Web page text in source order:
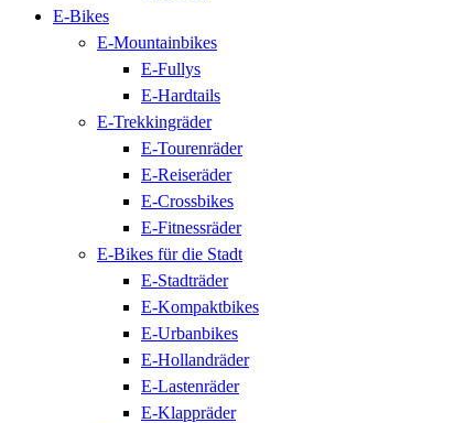
E-Bikes
E-Mountainbikes
E-Fullys
E-Hardtails
E-Trekkingräder
E-Tourenräder
E-Reiseräder
E-Crossbikes
E-Fitnessräder
E-Bikes für die Stadt
E-Stadträder
E-Kompaktbikes
E-Urbanbikes
E-Hollandräder
E-Lastenräder
E-Klappräder